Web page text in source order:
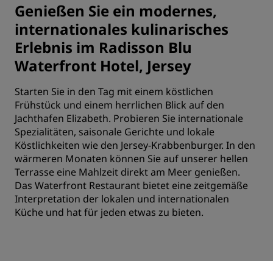
Genießen Sie ein modernes,
internationales kulinarisches
Erlebnis im Radisson Blu
Waterfront Hotel, Jersey
Starten Sie in den Tag mit einem köstlichen
Frühstück und einem herrlichen Blick auf den
Jachthafen Elizabeth. Probieren Sie internationale
Spezialitäten, saisonale Gerichte und lokale
Köstlichkeiten wie den Jersey-Krabbenburger. In den
wärmeren Monaten können Sie auf unserer hellen
Terrasse eine Mahlzeit direkt am Meer genießen.
Das Waterfront Restaurant bietet eine zeitgemäße
Interpretation der lokalen und internationalen
Küche und hat für jeden etwas zu bieten.